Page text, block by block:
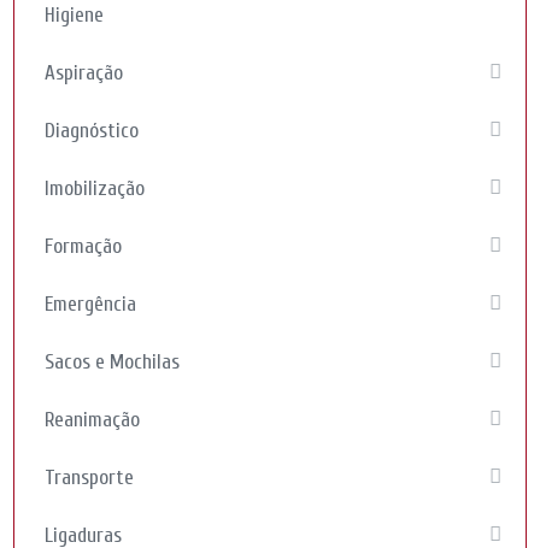
Higiene
Aspiração
Diagnóstico
Imobilização
Formação
Emergência
Sacos e Mochilas
Reanimação
Transporte
Ligaduras